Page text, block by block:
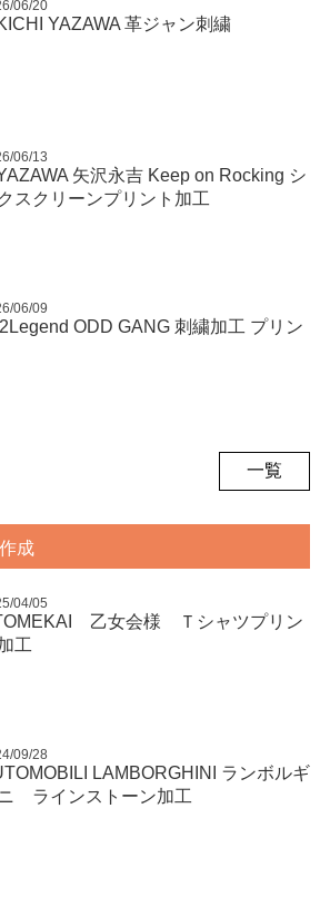
06/20
YAZAWA 革ジャン刺繍
06/13
矢沢永吉 Keep on Rocking シ
スクリーンプリント加工
06/09
ODD GANG 刺繍加工 プリン
一覧
成
04/05
乙女会様 Ｔシャツプリン
工
09/28
LAMBORGHINI ランボルギ
ラインストーン加工